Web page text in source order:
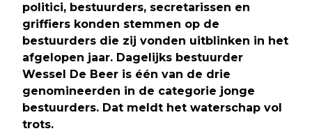
politici, bestuurders, secretarissen en
griffiers konden stemmen op de
bestuurders die zij vonden uitblinken in het
afgelopen jaar. Dagelijks bestuurder
Wessel De Beer is één van de drie
genomineerden in de categorie jonge
bestuurders. Dat meldt het waterschap vol
trots.